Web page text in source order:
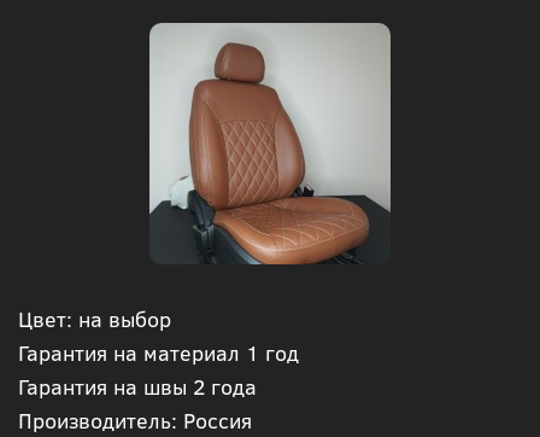
Цвет: на выбор
Гарантия на материал 1 год
Гарантия на швы 2 года
Производитель: Россия